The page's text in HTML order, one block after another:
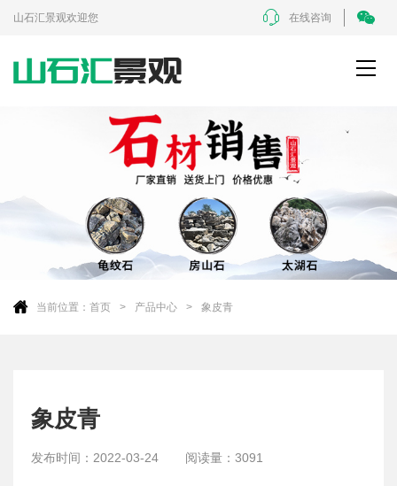
山石汇景观欢迎您 在线咨询
当前位置： 首页 产品中心 象皮青
象皮青
发布时间： 2022-03-24 阅读量： 3091